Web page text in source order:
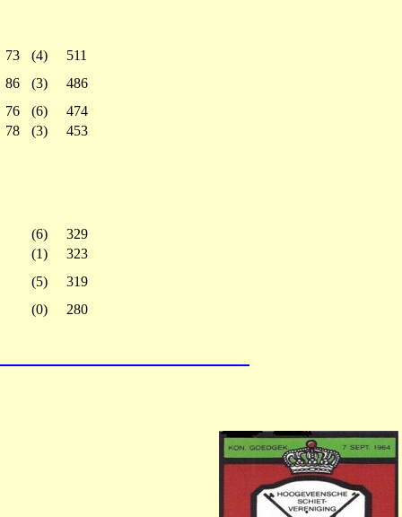
73 (4)
511
86
(3)
486
76
(6)
474
78
(3) 453
(6)
329
(1)
323
(5)
319
(0)
280